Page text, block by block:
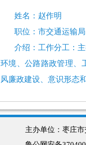
姓名： 赵作明
职位： 市交通运输局
介绍： 工作分工 ：
环境、公路路政管理、
风廉政建设、意识形态
主办单位：枣庄